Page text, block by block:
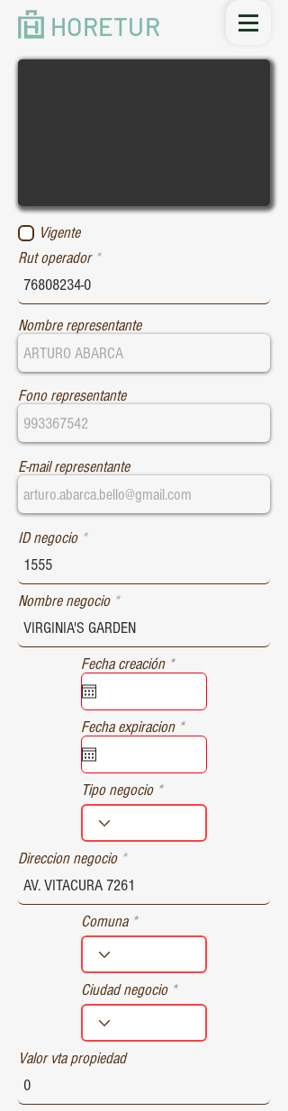
HORETUR
Vigente
Rut operador
Nombre representante
Fono representante
E-mail representante
ID negocio
Nombre negocio
Fecha creación *r
e
u
i
d
Fecha expiracion *r
e
u
r
d
Tipo negocio
Direccion negocio
Comuna
Ciudad negocio
Valor vta propiedad